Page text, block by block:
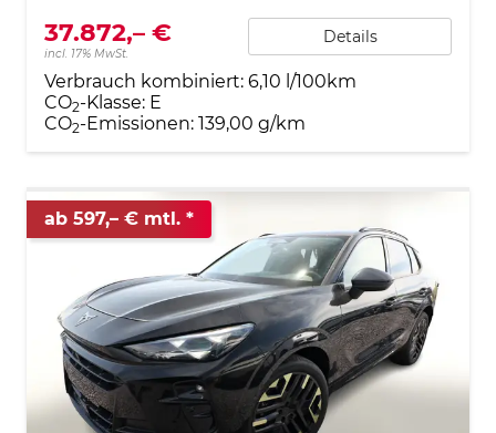
37.872,– €
incl. 17% MwSt.
Details
Verbrauch kombiniert: 6,10 l/100km
CO2-Klasse: E
CO2-Emissionen: 139,00 g/km
ab 597,– € mtl.